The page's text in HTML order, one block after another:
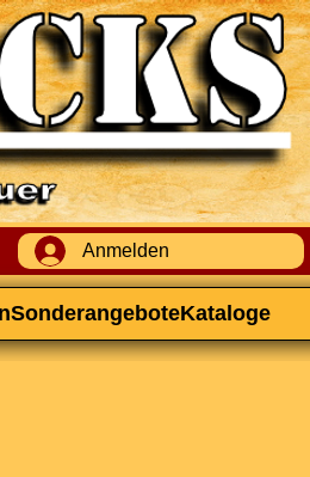
Anmelden
SonderangeboteKataloge